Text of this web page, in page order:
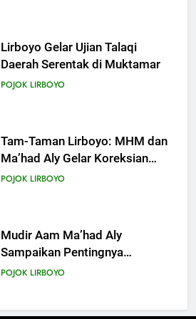
Tam-Taman Lirboyo: MHM dan
Ma’had Aly Gelar Koreksian
Kitab Semester Ganjil
POJOK LIRBOYO
Mudir Aam Ma’had Aly
Sampaikan Pentingnya
Mempelajari Ilmu Hadis Dalam
POJOK LIRBOYO
Dauroh Ilmiah Ma’had Aly
Lirboyo Bahas Metode
Ahlusunnah dalam
POJOK LIRBOYO